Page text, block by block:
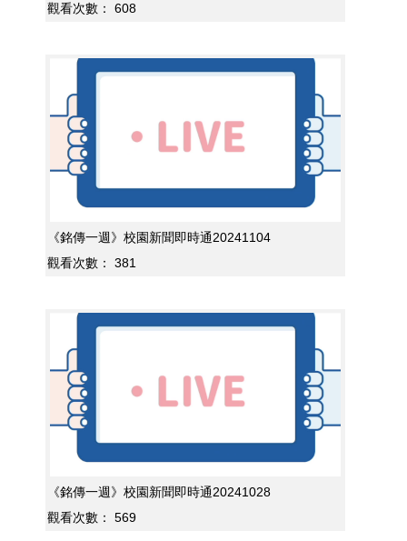
觀看次數：
608
《銘傳一週》校園新聞即時通20241104
觀看次數：
381
《銘傳一週》校園新聞即時通20241028
觀看次數：
569